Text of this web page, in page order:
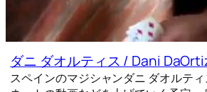
ダニ ダオルティス / Dani
スペインのマジシャンダニ ダオルテ